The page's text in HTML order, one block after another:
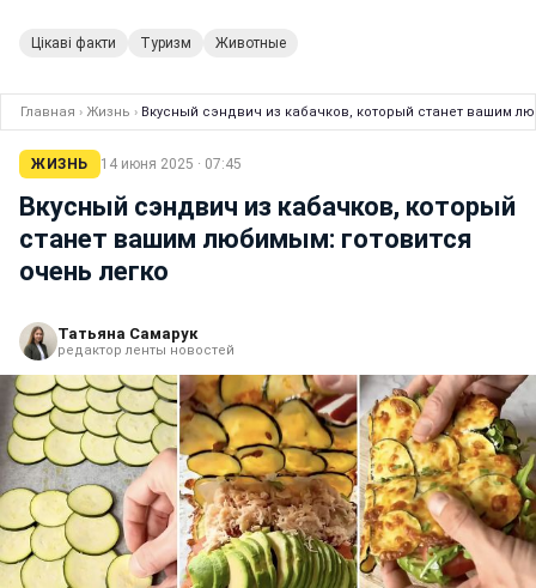
Цікаві факти Туризм Животные
Главная › Жизнь › Вкусный сэндвич из кабачков, который станет вашим
ЖИЗНЬ 14 июня 2025 · 07:45
Вкусный сэндвич из кабачков, который
станет вашим любимым: готовится
очень легко
Татьяна Самарук
редактор ленты новостей